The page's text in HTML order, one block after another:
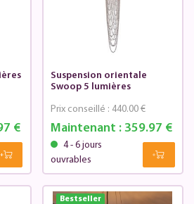
€
Suspension orientale
Swoop 5 lumières
Maintenant : 359.97 €
Prix conseillé : 440.00 €
4 - 6 jours
ouvrables
Bestseller